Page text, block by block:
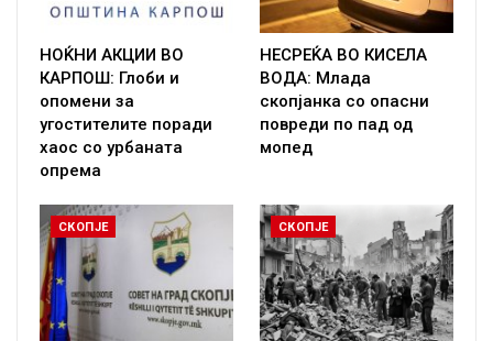
НОЌНИ АКЦИИ ВО
КАРПОШ: Глоби и
опомени за
угостителите поради
хаос со урбаната
опрема
НЕСРЕЌА ВО КИСЕЛА
ВОДА: Млада
скопјанка со опасни
повреди по пад од
мопед
СКОПЈЕ СКОПЈЕ